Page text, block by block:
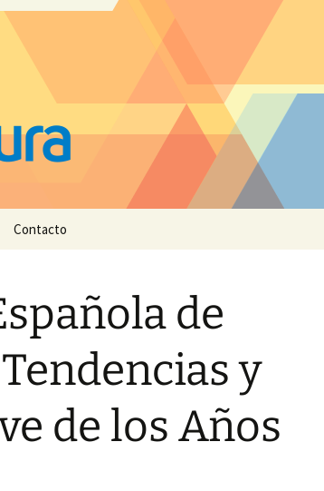
Contacto
de
y
de los Años